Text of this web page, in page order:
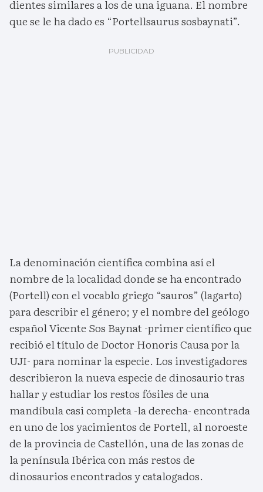
dientes similares a los de una iguana. El nombre
que se le ha dado es “Portellsaurus sosbaynati”.
La denominación científica combina así el
nombre de la localidad donde se ha encontrado
(Portell) con el vocablo griego “sauros” (lagarto)
para describir el género; y el nombre del geólogo
español Vicente Sos Baynat -primer científico que
recibió el título de Doctor Honoris Causa por la
UJI- para nominar la especie. Los investigadores
describieron la nueva especie de dinosaurio tras
hallar y estudiar los restos fósiles de una
mandíbula casi completa -la derecha- encontrada
en uno de los yacimientos de Portell, al noroeste
de la provincia de Castellón, una de las zonas de
la península Ibérica con más restos de
dinosaurios encontrados y catalogados.